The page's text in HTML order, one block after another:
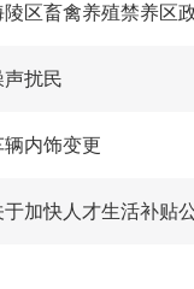
陵区畜禽养殖禁养区
声扰民
辆内饰变更
于加快人才生活补贴